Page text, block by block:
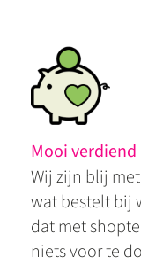
Mooi verdiend
Wij zijn blij
wat bestelt bij
dat met
niets voor te